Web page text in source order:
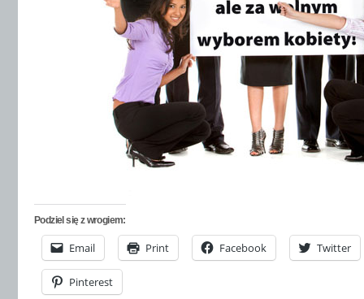
Podziel się z wrogiem:
Email Print Facebook Twitter
Pinterest